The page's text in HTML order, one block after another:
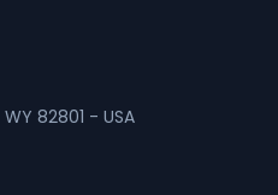
WY 82801 - USA